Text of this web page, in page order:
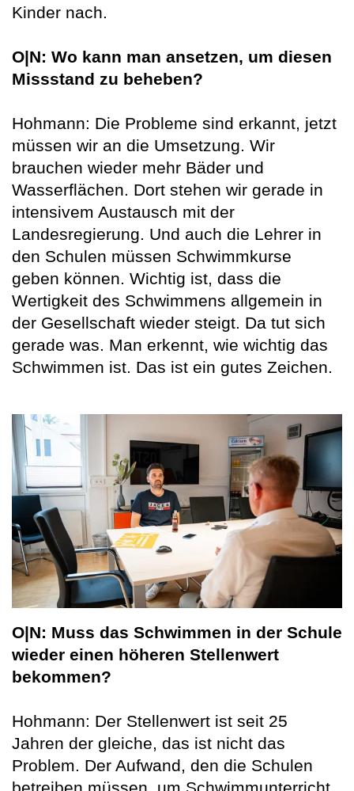
Kinder nach.
O|N: Wo kann man ansetzen, um diesen
Missstand zu beheben?
Hohmann: Die Probleme sind erkannt, jetzt
müssen wir an die Umsetzung. Wir
brauchen wieder mehr Bäder und
Wasserflächen. Dort stehen wir gerade in
intensivem Austausch mit der
Landesregierung. Und auch die Lehrer in
den Schulen müssen Schwimmkurse
geben können. Wichtig ist, dass die
Wertigkeit des Schwimmens allgemein in
der Gesellschaft wieder steigt. Da tut sich
gerade was. Man erkennt, wie wichtig das
Schwimmen ist. Das ist ein gutes Zeichen.
O|N: Muss das Schwimmen in der Schule
wieder einen höheren Stellenwert
bekommen?
Hohmann: Der Stellenwert ist seit 25
Jahren der gleiche, das ist nicht das
Problem. Der Aufwand, den die Schulen
betreiben müssen, um Schwimmunterricht